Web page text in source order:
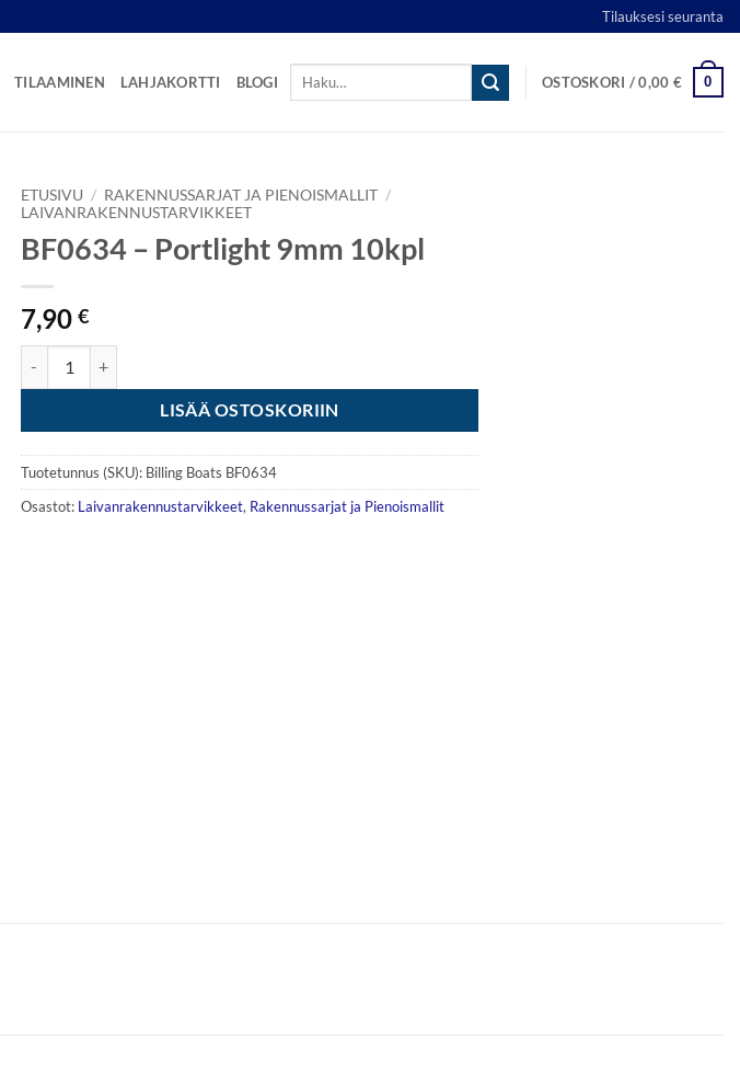
Tilauksesi seuranta
TILAAMINEN LAHJAKORTTI BLOGI
Etsi:
OSTOSKORI /0,00 € 0
ETUSIVU / RAKENNUSSARJAT JA PIENOISMALLIT /
LAIVANRAKENNUSTARVIKKEET
BF0634 – Portlight 9mm 10kpl
7,90 €
LISÄÄ OSTOSKORIIN
Tuotetunnus (SKU): Billing Boats BF0634
Osastot: Laivanrakennustarvikkeet, Rakennussarjat ja Pienoismallit